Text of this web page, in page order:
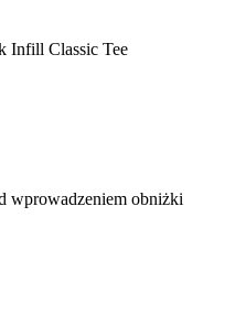
Infill Classic Tee
wprowadzeniem obniżki